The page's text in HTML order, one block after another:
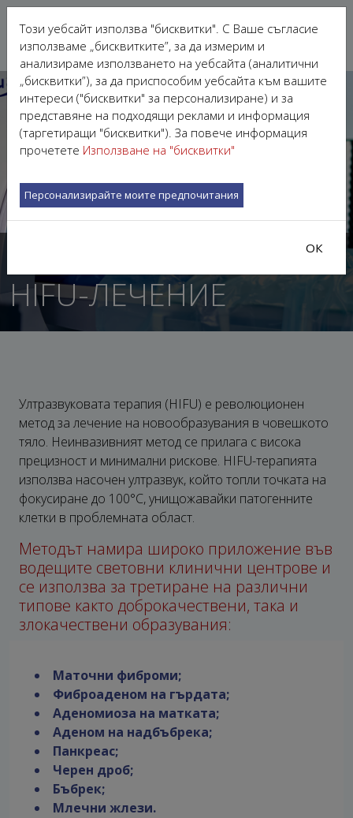
HIFU-ЛЕЧЕНИЕ
Ултразвуковата терапия (HIFU) е революционен
метод за лечение на новообразувания в човешкото
тяло. Неинвазивният метод се прилага с висока
прецизност и минимални рискове. HIFU-терапията
използва насочен ултразвук, който топли точката на
фокусиране до 100°C, унищожавайки патогенните
клетки в проблемната област.
Методът намира широко приложение във
водещите световни клинични центрове и
се използва за третиране на различни
типове както доброкачествени, така и
злокачествени образувания:
Маточни фиброми;
Фиброаденом на гърдата;
Аденомиоза на матката;
Аденом на надбъбрека;
Панкреас;
Черен дроб;
Бъбрек;
Млечни жлези.
Този уебсайт използва "бисквитки". С Ваше съгласие
използваме „бисквитките”, за да измерим и
анализираме използването на уебсайта (аналитични
„бисквитки”), за да приспособим уебсайта към вашите
интереси ("бисквитки" за персонализиране) и за
представяне на подходящи реклами и информация
(таргетиращи "бисквитки"). За повече информация
прочетете Използване на "бисквитки"
Персонализирайте моите предпочитания
ОК